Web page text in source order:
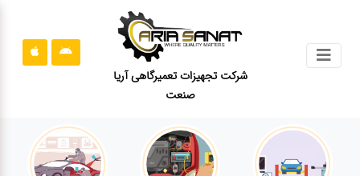
شرکت تجهیزات تعمیرگاهی آریا
صنعت
قوانین
سایت